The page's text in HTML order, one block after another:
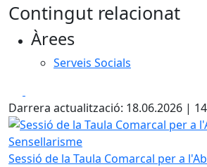
Contingut relacionat
Àrees
Serveis Socials
Darrera actualització: 18.06.2026 |
Sessió de la Taula Comarcal per a
Sessió de la Taula Comarcal per a